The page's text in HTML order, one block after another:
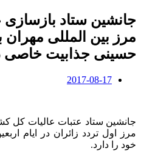
جانشین ستاد
مرز بین المللی مهران
حسینی جذابیت خاصی
2017-08-17
جانشین ستاد عتبات عالیات کل
مرز اول تردد زائران در ایام
خود را دارد.